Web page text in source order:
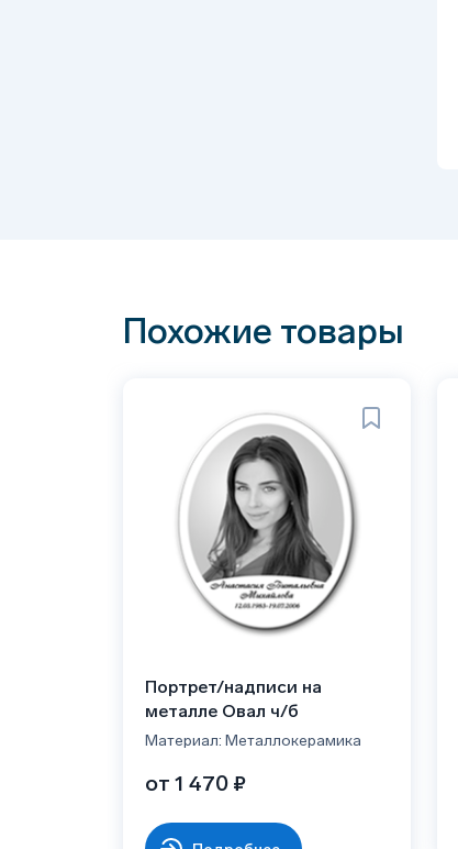
Похожие товары
Портрет/надписи на
металле Овал ч/б
Материал: Металлокерамика
от 1 470 ₽